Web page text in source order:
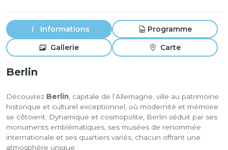
Informations Programme
Gallerie Carte
Berlin
Découvrez Berlin, capitale de l’Allemagne, ville au patrimoine
historique et culturel exceptionnel, où modernité et mémoire
se côtoient. Dynamique et cosmopolite, Berlin séduit par ses
monuments emblématiques, ses musées de renommée
internationale et ses quartiers variés, chacun offrant une
atmosphère unique.